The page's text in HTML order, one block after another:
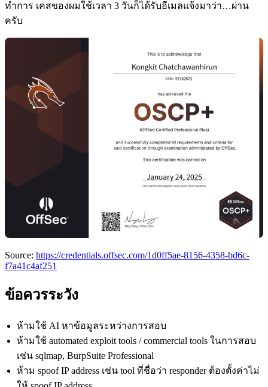
ทำการ เคสของผมใช้เวลา 3 วันก็ได้รับอีเมลแจ้งมาว่า…ผ่าน
ครับ
Source: https://credentials.offsec.com/1d0ff5ae-8156-4358-bd6c-
f7a41c4af251
ข้อควรระวัง
ห้ามใช้ AI หาข้อมูลระหว่างการสอบ
ห้ามใช้ automated exploit tools / commercial tools ในการสอบ
เช่น sqlmap, BurpSuite Professional
ห้าม spoof IP address เช่น tool ที่ชื่อว่า responder ต้องตั้งค่าไม่